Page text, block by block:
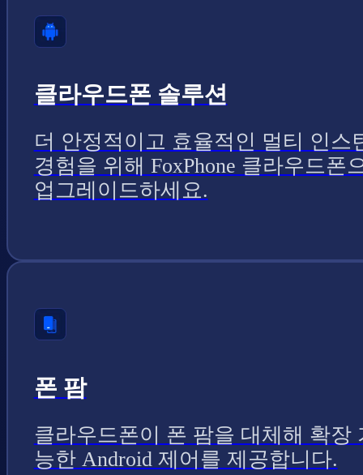
클라우드폰 솔루션
더 안정적이고 효율적인 멀티 인스
경험을 위해 FoxPhone 클라우드폰
업그레이드하세요.
폰 팜
클라우드폰이 폰 팜을 대체해 확장
능한 Android 제어를 제공합니다.